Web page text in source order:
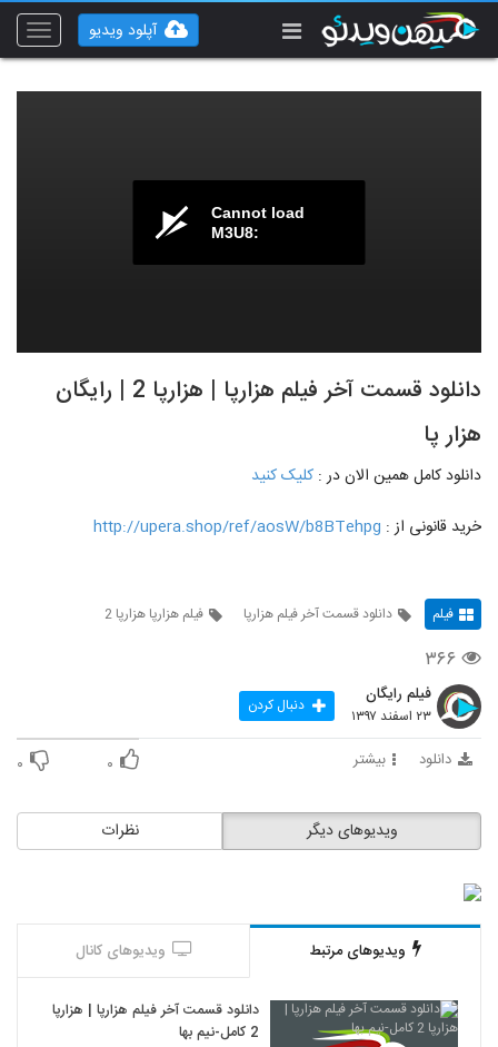
Toggle
آپلود ویدیو
Cannot load
M3U8:
دانلود قسمت آخر فیلم هزارپا | هزارپا 2 | رایگان
هزار پا
دانلود کامل همین الان در : کلیک کنید
خرید قانونی از : http://upera.shop/ref/aosW/b8BTehpg
فیلم دانلود قسمت آخر فیلم هزارپا فیلم هزارپا هزارپا 2
۳۶۶
فیلم رایگان
۲۳ اسفند ۱۳۹۷ دنبال کردن
دانلود بیشتر ۰ ۰
نظرات ویدیوهای دیگر
ویدیوهای مرتبط ویدیوهای کانال
دانلود قسمت آخر فیلم هزارپا | هزارپا
2 کامل-نیم بها